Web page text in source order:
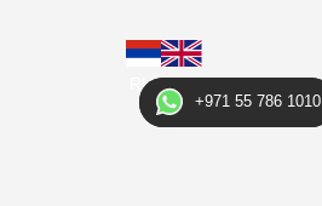
RUSENG
+971 55 786 1010